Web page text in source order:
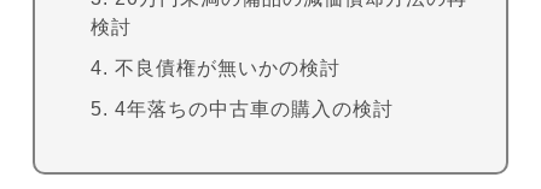
検討
不良債権が無いかの検討
4年落ちの中古車の購入の検討